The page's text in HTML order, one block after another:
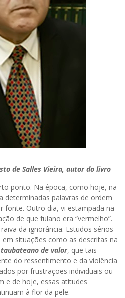
de Salles Vieira, autor do livro
ponto. Na época, como hoje, na
determinadas palavras de ordem
fonte. Outro dia, vi estampada na
de que fulano era “vermelho”.
da ignorância. Estudos sérios
situações como as descritas na
de valor, que tais
do ressentimento e da violência
por frustrações individuais ou
e de hoje, essas atitudes
à flor da pele.